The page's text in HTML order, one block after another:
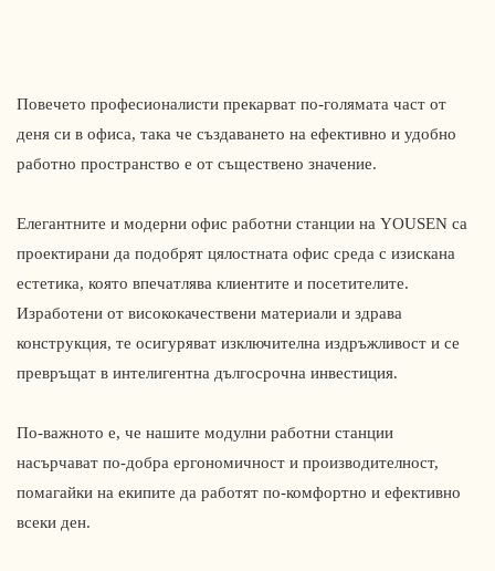
Повечето професионалисти прекарват по-голямата част от
деня си в офиса, така че създаването на ефективно и удобно
работно пространство е от съществено значение.
Елегантните и модерни офис работни станции на YOUSEN са
проектирани да подобрят цялостната офис среда с изискана
естетика, която впечатлява клиентите и посетителите.
Изработени от висококачествени материали и здрава
конструкция, те осигуряват изключителна издръжливост и се
превръщат в интелигентна дългосрочна инвестиция.
По-важното е, че нашите модулни работни станции
насърчават по-добра ергономичност и производителност,
помагайки на екипите да работят по-комфортно и ефективно
всеки ден.